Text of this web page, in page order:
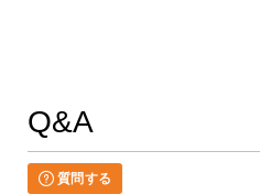
Q&A
質問する